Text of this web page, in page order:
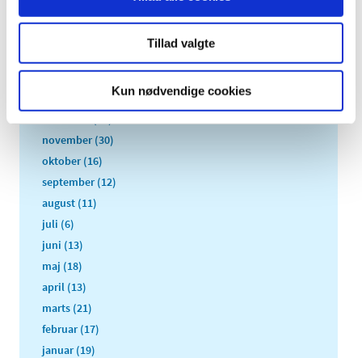
Tillad valgte
Kun nødvendige cookies
2024 (224)
november (30)
oktober (16)
september (12)
august (11)
juli (6)
juni (13)
maj (18)
april (13)
marts (21)
februar (17)
januar (19)